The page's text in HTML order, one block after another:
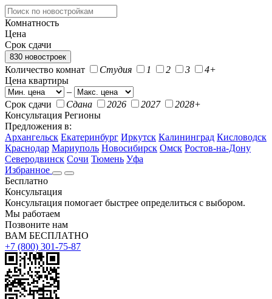
Комнатность
Цена
Срок сдачи
830 новостроек
Количество комнат Студия 1 2 3
4+
Цена квартиры
–
Срок сдачи
Сдана 2026 2027
2028+
Консультация Регионы
Предложения в:
Архангельск Екатеринбург Иркутск Калининград Кисловодск
Краснодар Мариуполь Новосибирск Омск Ростов-на-Дону
Северодвинск Сочи Тюмень Уфа
Избранное
Бесплатно
Консультация
Консультация помогает быстрее определиться с выбором.
Мы работаем
Позвоните нам
ВАМ БЕСПЛАТНО
+7 (800) 301-75-87